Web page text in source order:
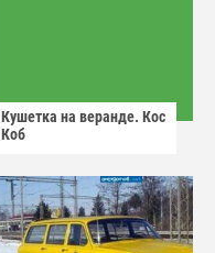
Кушетка на веранде. Кос
Коб